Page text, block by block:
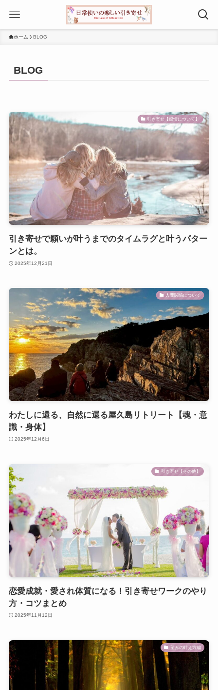
ホーム BLOG
BLOG
引き寄せ【感情について】
引き寄せで願いが叶うまでのタイムラグと叶うパター
ンとは。
2025年12月21日
人間関係について
わたしに還る、自然に還る屋久島リトリート【魂・意
識・身体】
2025年12月6日
引き寄せ【その他】
恋愛成就・愛され体質になる！引き寄せワークのやり
方・コツまとめ
2025年11月12日
望みの叶え方編